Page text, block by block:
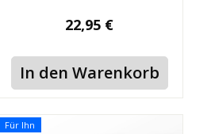
22,95 €
In den Warenkorb
Für Ihn